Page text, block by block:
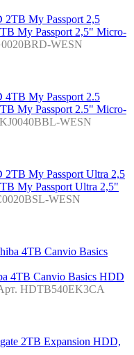
My Passport 2,5" Micro-
WESN
My Passport 2.5" Micro-
WESN
My Passport Ultra 2,5"
WESN
4TB Canvio Basics HDD
HDTB540EK3CA